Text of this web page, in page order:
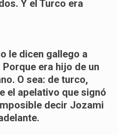
Y el Turco era
le dicen gallego a
era hijo de un
O sea: de turco,
el apelativo que signó
decir Jozami